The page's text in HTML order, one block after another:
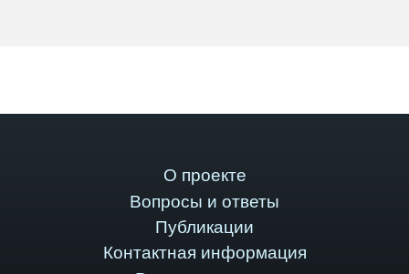
О проекте
Вопросы и ответы
Публикации
Контактная информация